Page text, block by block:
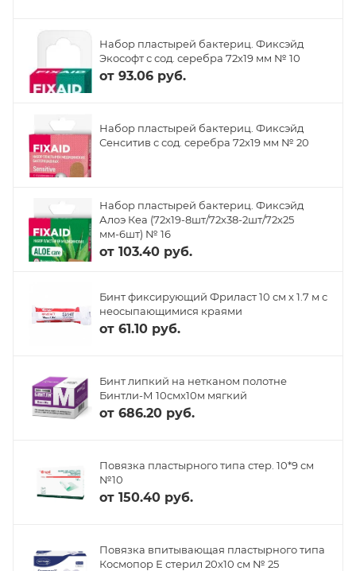
Набор пластырей бактериц. Фиксэйд
Экософт с сод. серебра 72х19 мм № 10
от 93.06 руб.
Набор пластырей бактериц. Фиксэйд
Сенситив с сод. серебра 72х19 мм № 20
Набор пластырей бактериц. Фиксэйд
Алоэ Кеа (72х19-8шт/72х38-2шт/72х25
мм-6шт) № 16
от 103.40 руб.
Бинт фиксирующий Фриласт 10 см х 1.7 м с
неосыпающимися краями
от 61.10 руб.
Бинт липкий на нетканом полотне
Бинтли-М 10смх10м мягкий
от 686.20 руб.
Повязка пластырного типа стер. 10*9 см
№10
от 150.40 руб.
Повязка впитывающая пластырного типа
Космопор Е стерил 20х10 см № 25